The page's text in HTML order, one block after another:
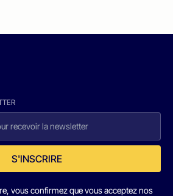
S'INSCRIRE
vous confirmez que vous acceptez nos